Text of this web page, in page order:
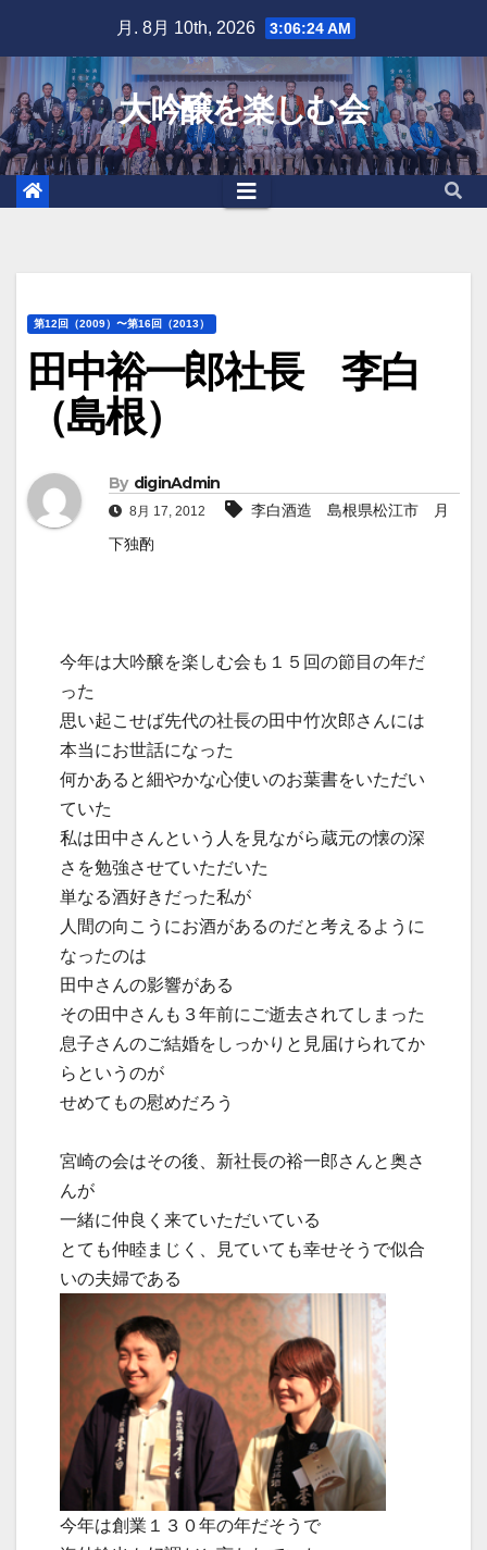
content
月. 8月 10th, 2026 3:06:25 AM
大吟醸を楽しむ会
第12回（2009）〜第16回（2013）
田中裕一郎社長 李白
（島根）
By diginAdmin
8月 17, 2012
李白酒造 島根県松江市 月
下独酌
今年は大吟醸を楽しむ会も１５回の節目の年だ
った
思い起こせば先代の社長の田中竹次郎さんには
本当にお世話になった
何かあると細やかな心使いのお葉書をいただい
ていた
私は田中さんという人を見ながら蔵元の懐の深
さを勉強させていただいた
単なる酒好きだった私が
人間の向こうにお酒があるのだと考えるように
なったのは
田中さんの影響がある
その田中さんも３年前にご逝去されてしまった
息子さんのご結婚をしっかりと見届けられてか
らというのが
せめてもの慰めだろう
宮崎の会はその後、新社長の裕一郎さんと奥さ
んが
一緒に仲良く来ていただいている
とても仲睦まじく、見ていても幸せそうで似合
いの夫婦である
今年は創業１３０年の年だそうで